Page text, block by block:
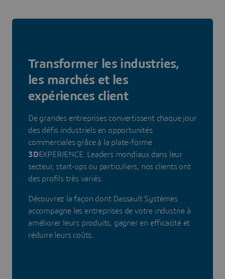
Transformer les industries,
les marchés et les
expériences client
De grandes entreprises convertissent chaque jour
des défis industriels en opportunités
commerciales grâce à la plate-forme
3DEXPERIENCE. Leaders mondiaux dans leur
secteur, start-ups ou particuliers, nos clients ont
des profils très variés.
Découvrez la façon dont Dassault Systèmes
accompagne les entreprises de votre industrie à
améliorer leurs produits, gagner en efficacité et
réduire leurs coûts.